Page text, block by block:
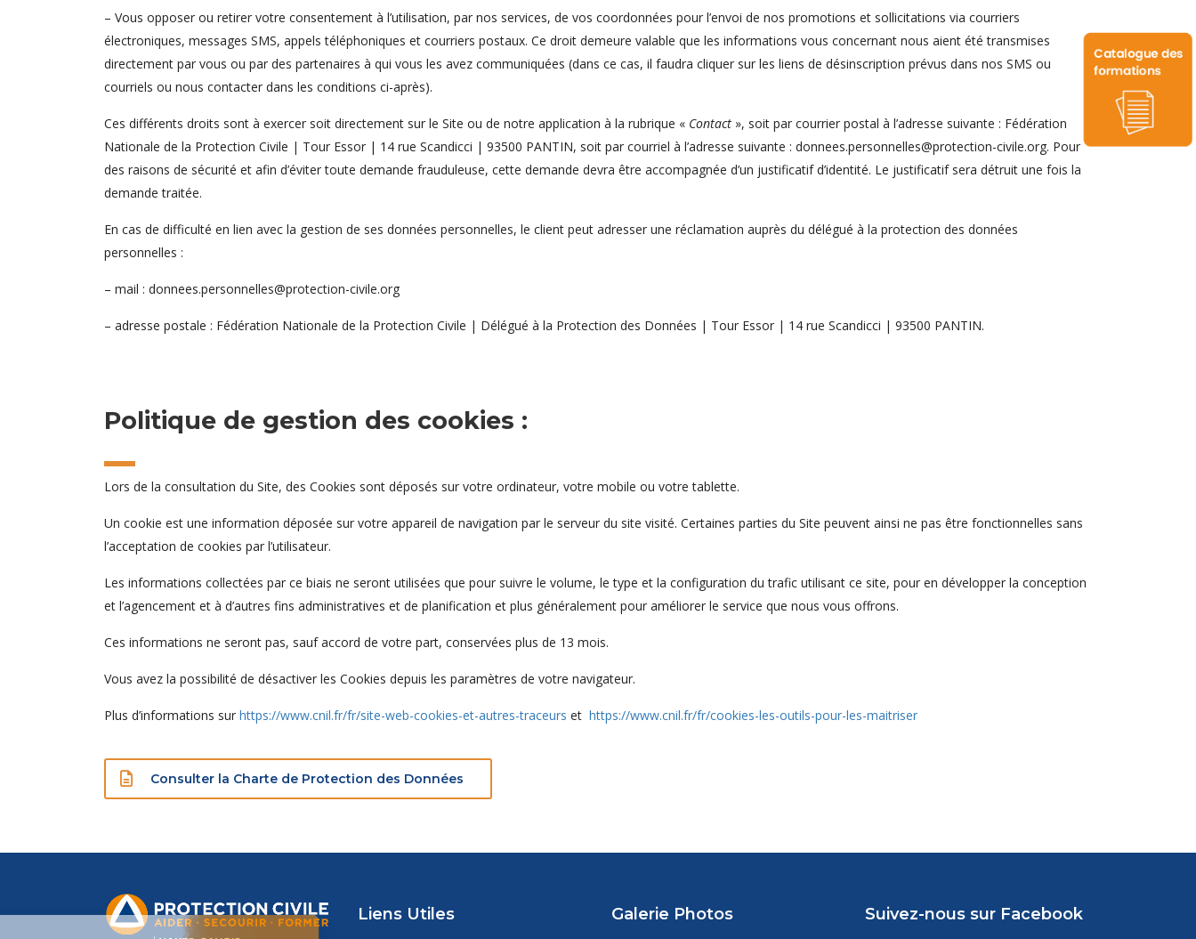
– Vous opposer ou retirer votre consentement à l’utilisation, par nos services, de vos coordonnées pour l’envoi de nos promotions et sollicitations via courriers
électroniques, messages SMS, appels téléphoniques et courriers postaux. Ce droit demeure valable que les informations vous concernant nous aient été transmises
directement par vous ou par des partenaires à qui vous les avez communiquées (dans ce cas, il faudra cliquer sur les liens de désinscription prévus dans nos SMS ou
courriels ou nous contacter dans les conditions ci-après).
Ces différents droits sont à exercer soit directement sur le Site ou de notre application à la rubrique « Contact », soit par courrier postal à l’adresse suivante : Fédération
Nationale de la Protection Civile | Tour Essor | 14 rue Scandicci | 93500 PANTIN, soit par courriel à l’adresse suivante : donnees.personnelles@protection-civile.org. Pour
des raisons de sécurité et afin d’éviter toute demande frauduleuse, cette demande devra être accompagnée d’un justificatif d’identité. Le justificatif sera détruit une fois la
demande traitée.
En cas de difficulté en lien avec la gestion de ses données personnelles, le client peut adresser une réclamation auprès du délégué à la protection des données
personnelles :
– mail : donnees.personnelles@protection-civile.org
– adresse postale : Fédération Nationale de la Protection Civile | Délégué à la Protection des Données | Tour Essor | 14 rue Scandicci | 93500 PANTIN.
Politique de gestion des cookies :
Lors de la consultation du Site, des Cookies sont déposés sur votre ordinateur, votre mobile ou votre tablette.
Un cookie est une information déposée sur votre appareil de navigation par le serveur du site visité. Certaines parties du Site peuvent ainsi ne pas être fonctionnelles sans
l’acceptation de cookies par l’utilisateur.
Les informations collectées par ce biais ne seront utilisées que pour suivre le volume, le type et la configuration du trafic utilisant ce site, pour en développer la conception
et l’agencement et à d’autres fins administratives et de planification et plus généralement pour améliorer le service que nous vous offrons.
Ces informations ne seront pas, sauf accord de votre part, conservées plus de 13 mois.
Vous avez la possibilité de désactiver les Cookies depuis les paramètres de votre navigateur.
Plus d’informations sur https://www.cnil.fr/fr/site-web-cookies-et-autres-traceurs et https://www.cnil.fr/fr/cookies-les-outils-pour-les-maitriser
Consulter la Charte de Protection des Données
Liens Utiles Galerie Photos Suivez-nous sur Facebook